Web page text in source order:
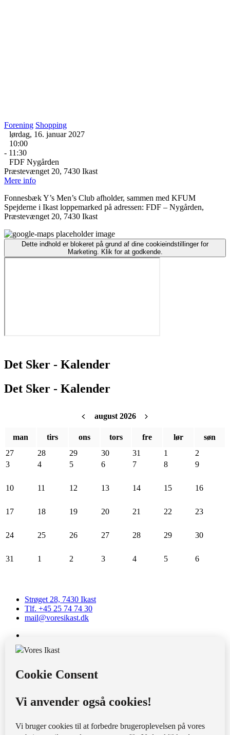
Forening Shopping
lørdag, 16. januar 2027
10:00
- 11:30
FDF Nygården
Præstevænget 20, 7430 Ikast
Mere info
Fonnesbæk Y’s Men’s Club afholder, sammen med KFUM
Spejderne i Ikast loppemarked på adressen: FDF – Nygården,
Præstevænget 20, 7430 Ikast
Dette indhold er blokeret på grund af dine cookieindstillinger for
Marketing. Klik for at godkende.
Det Sker - Kalender
Det Sker - Kalender
august 2026
man tirs ons tors fre lør
søn
27
28 29 30 31 1
2
3
4 5 6 7 8 9
10 11 12 13 14 15 16
17 18 19 20 21 22 23
24 25 26 27 28 29 30
31 1 2 3 4 5 6
Strøget 28, 7430 Ikast
Tlf. +45 25 74 74 30
mail@voresikast.dk
CVR: 28032854
Bank: 0871 0550401088
Strøgcentret
Nyhedsarkiv